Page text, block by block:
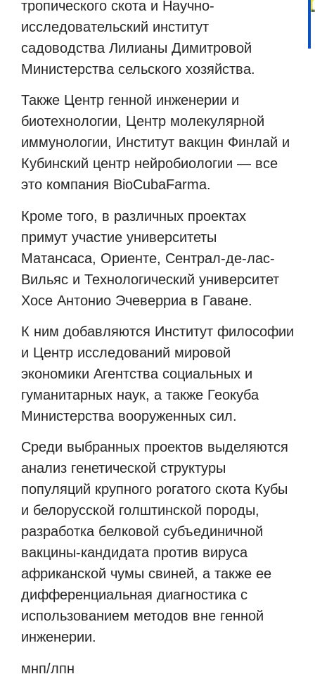
тропического скота и Научно-
исследовательский институт
садоводства Лилианы Димитровой
Министерства сельского хозяйства.
Также Центр генной инженерии и
биотехнологии, Центр молекулярной
иммунологии, Институт вакцин Финлай и
Кубинский центр нейробиологии — все
это компания BioCubaFarma.
Кроме того, в различных проектах
примут участие университеты
Матансаса, Ориенте, Сентрал-де-лас-
Вильяс и Технологический университет
Хосе Антонио Эчеверриа в Гаване.
К ним добавляются Институт философии
и Центр исследований мировой
экономики Агентства социальных и
гуманитарных наук, а также Геокуба
Министерства вооруженных сил.
Среди выбранных проектов выделяются
анализ генетической структуры
популяций крупного рогатого скота Кубы
и белорусской голштинской породы,
разработка белковой субъединичной
вакцины-кандидата против вируса
африканской чумы свиней, а также ее
дифференциальная диагностика с
использованием методов вне генной
инженерии.
мнп/лпн